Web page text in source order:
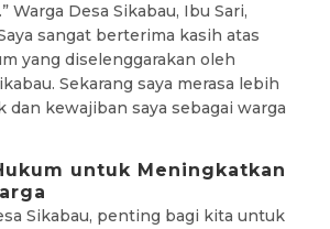
Warga Desa Sikabau, Ibu Sari,
sangat berterima kasih atas
yang diselenggarakan oleh
Sekarang saya merasa lebih
dan kewajiban saya sebagai warga
untuk Meningkatkan
Sikabau, penting bagi kita untuk